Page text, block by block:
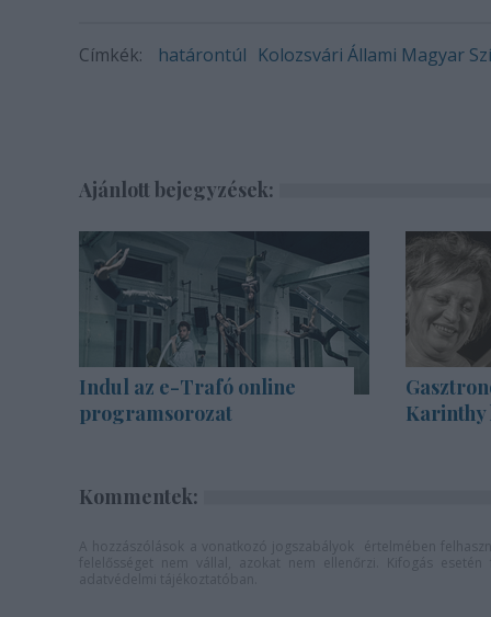
Címkék: határontúl Kolozsvári Állami Magyar
Ajánlott bejegyzések:
Indul az e-Trafó online
programsorozat
Karinthy
Kommentek: